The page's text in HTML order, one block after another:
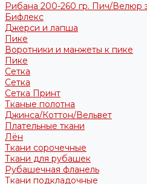
Рибана 200-260 гр. Пич/Велюр
Бифлекс
Джерси и лапша
Пике
Воротники и манжеты к пике
Пике
Сетка
Сетка
Сетка Принт
Тканые полотна
Джинса/Коттон/Вельвет
Плательные ткани
Лён
Ткани сорочечные
Ткани для рубашек
Рубашечная фланель
Ткани подкладочные